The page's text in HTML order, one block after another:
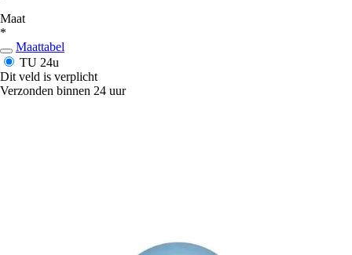
Maat
*
Maattabel
TU 24u
Dit veld is verplicht
Verzonden binnen 24 uur